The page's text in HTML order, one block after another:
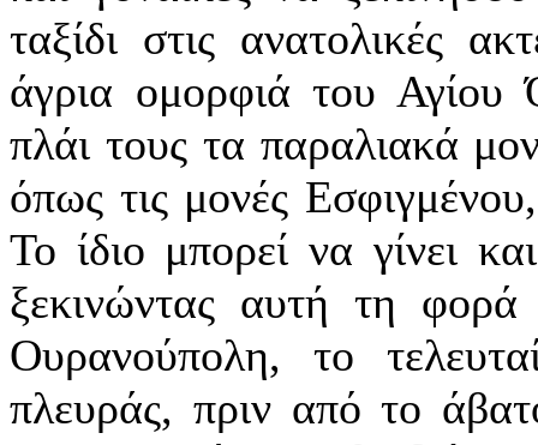
ταξίδι στις ανατολικές
άγρια ομορφιά του Αγίου
πλάι τους τα παραλιακά
όπως τις μονές
Το ίδιο μπορεί να γίνει
ξεκινώντας αυτή τη
Ουρανούπολη, το
πλευράς, πριν από το